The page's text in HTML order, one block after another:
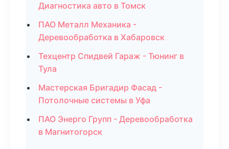
Диагностика авто в Томск
ПАО Металл Механика -
Деревообработка в Хабаровск
Техцентр Спидвей Гараж - Тюнинг в
Тула
Мастерская Бригадир Фасад -
Потолочные системы в Уфа
ПАО Энерго Групп - Деревообработка
в Магнитогорск